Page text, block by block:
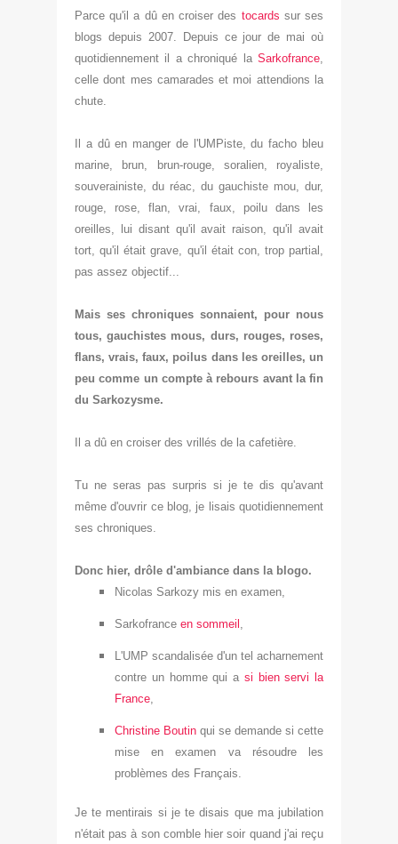
Parce qu'il a dû en croiser des tocards sur ses
blogs depuis 2007. Depuis ce jour de mai où
quotidiennement il a chroniqué la Sarkofrance,
celle dont mes camarades et moi attendions la
chute.
l a dû en manger de l'UMPiste, du fac ho bleu
marine, brun, brun-rouge, soralien, royaliste,
souverainiste, du réac, du gauchiste mou, dur,
rouge, rose, flan, vrai, faux, poilu dans les
oreilles, lui disant qu'il avait raison, qu'il avait
tort, qu'il était grave, qu'il était con, trop partial,
pas assez objectif...
Mais ses chroniques sonnaient, pour nous
tous,gauchistes mous, durs, rouges, roses,
flans, vrais, faux, poilus dans les oreilles, un
peu comme un compte à rebours avant la fin
du Sarkozysme.
Il a dû en croiser des vrillés de la cafetière.
Tu ne seras pas surpris si je te dis qu'avant
même d'ouvrir ce blog, je lisais quotidiennement
ses chroniques.
Donc hier, drôle d'ambiance dans la blogo.
Nicolas Sarkozy mis en examen,
Sarkofrance en sommeil ,
L'UMP scandalisée d'un tel acharnement
contre un homme qui a si bien servi la
France,
Christine Boutin qui se demande si cette
mise en examen va résoudre les
problèmes des Français.
Je te mentirais si je te disais que ma jubilation
n'était pas à son comble hier soir quand j'ai reçu